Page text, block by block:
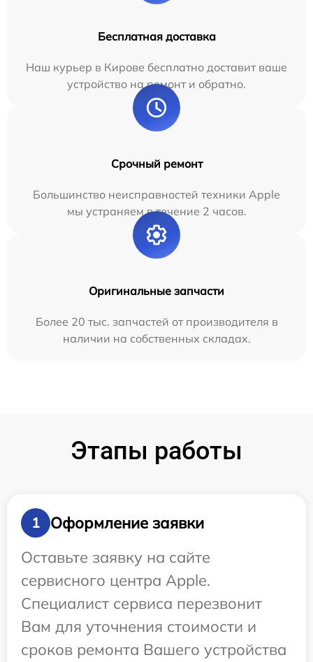
Бесплатная доставка
Наш курьер в Кирове бесплатно доставит ваше
устройство на ремонт и обратно.
Срочный ремонт
Большинство неисправностей техники Apple
мы устраняем в течение 2 часов.
Оригинальные запчасти
Более 20 тыс. запчастей от производителя в
наличии на собственных складах.
Этапы работы
1
Оформление заявки
Оставьте заявку на сайте
сервисного центра Apple.
Специалист сервиса перезвонит
Вам для уточнения стоимости и
сроков ремонта Вашего устройства